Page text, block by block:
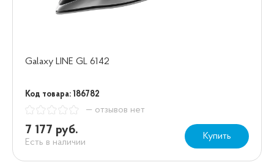
Galaxy LINE GL 6142
Код товара: 186782
— отзывов нет
7 177 руб.
Есть в наличии
Купить